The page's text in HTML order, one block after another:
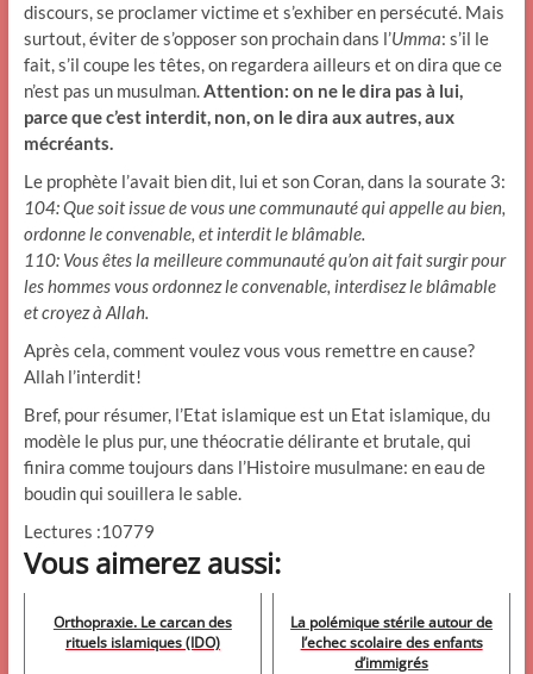
discours, se proclamer victime et s’exhiber en persécuté. Mais
surtout, éviter de s’opposer son prochain dans l’Umma: s’il le
fait, s’il coupe les têtes, on regardera ailleurs et on dira que ce
n’est pas un musulman.Attention: on ne le dira pas à lui,
parce que c’est interdit, non, on le dira aux autres, aux
mécréants.
Le prophète l’avait bien dit, lui et son Coran, dans la sourate 3:
104: Que soit issue de vous une communauté qui appelle au bien,
ordonne le convenable, et interdit le blâmable.
110: Vous êtes la meilleure communauté qu’on ait fait surgir pour
les hommes vous ordonnez le convenable, interdisez le blâmable
et croyez à Allah.
Après cela, comment voulez vous vous remettre en cause?
Allah l’interdit!
Bref, pour résumer, l’Etat islamique est un Etat islamique, du
modèle le plus pur, une théocratie délirante et brutale, qui
finira comme toujours dans l’Histoire musulmane: en eau de
boudin qui souillera le sable.
Lectures :10779
Vous aimerez aussi:
Orthopraxie. Le carcan des
rituels islamiques (IDO)
La polémique stérile autour de
l’echec scolaire des enfants
d’immigrés